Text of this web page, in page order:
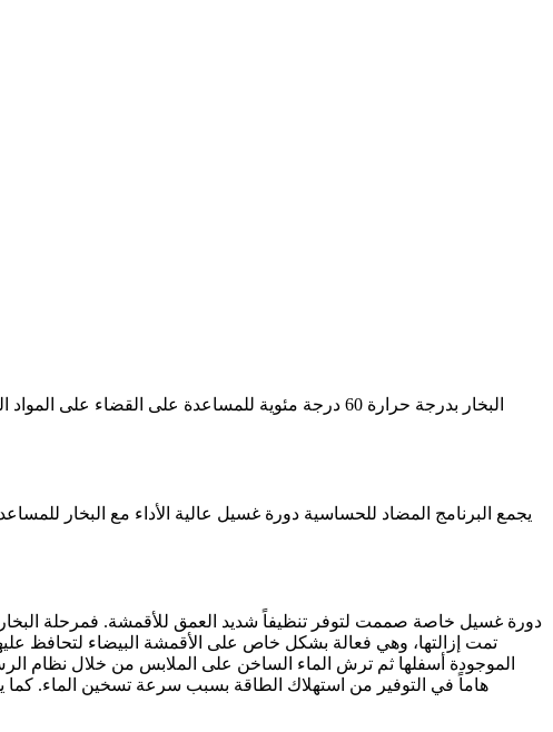
يجمع البرنامج المضاد للحساسية دورة غسيل عالية الأداء مع البخار
تمت إزالتها، وهي فعالة بشكل خاص على الأقمشة البيضاء لتحافظ
هاماً في التوفير من استهلاك الطاقة بسبب سرعة تسخين الماء. كما